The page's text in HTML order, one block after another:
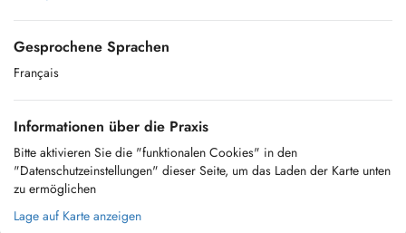
Gesprochene Sprachen
Français
Informationen über die Praxis
Bitte aktivieren Sie die "funktionalen Cookies" in den
"Datenschutzeinstellungen" dieser Seite, um das Laden der Karte unten
zu ermöglichen
Lage auf Karte anzeigen